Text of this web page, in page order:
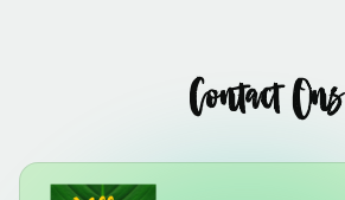
Contact Ons